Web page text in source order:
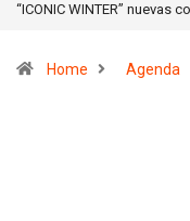
“ICONIC WINTER” nuevas
Home Agenda